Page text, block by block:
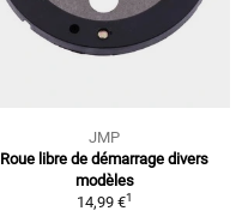
JMP
Roue libre de démarrage divers
modèles
14,99 €1